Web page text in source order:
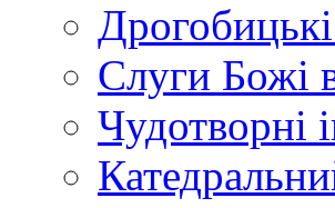
Слуги Божі
Чудотворні